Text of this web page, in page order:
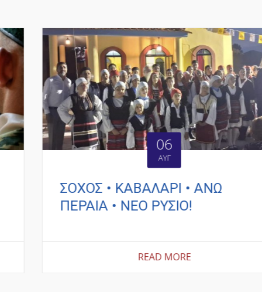
06
ΣΟΧΟΣ • ΚΑΒΑΛΑΡΙ • ΑΝΩ
ΠΕΡΑΙΑ • ΝΕΟ ΡΥΣΙΟ!
READ MORE